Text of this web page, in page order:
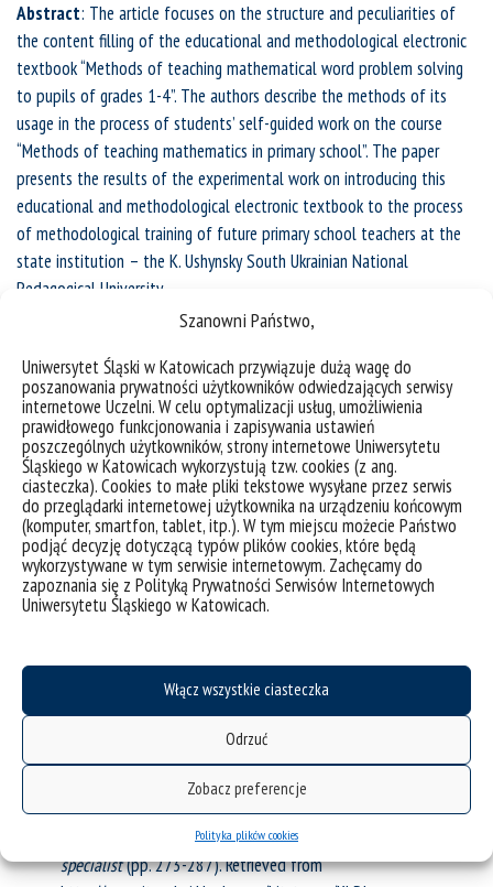
Szanowni Państwo,
Uniwersytet Śląski w Katowicach przywiązuje dużą wagę do
poszanowania prywatności użytkowników odwiedzających serwisy
internetowe Uczelni. W celu optymalizacji usług, umożliwienia
prawidłowego funkcjonowania i zapisywania ustawień
poszczególnych użytkowników, strony internetowe Uniwersytetu
Śląskiego w Katowicach wykorzystują tzw. cookies (z ang.
ciasteczka). Cookies to małe pliki tekstowe wysyłane przez serwis
do przeglądarki internetowej użytkownika na urządzeniu końcowym
(komputer, smartfon, tablet, itp.). W tym miejscu możecie Państwo
podjąć decyzję dotyczącą typów plików cookies, które będą
wykorzystywane w tym serwisie internetowym. Zachęcamy do
zapoznania się z Polityką Prywatności Serwisów Internetowych
Uniwersytetu Śląskiego w Katowicach.
Włącz wszystkie ciasteczka
Odrzuć
Zobacz preferencje
Polityka plików cookies
Abstract: The article focuses on the structure and peculiarities of
the content filling of the educational and methodological electronic
textbook “Methods of teaching mathematical word problem solving
to pupils of grades 1-4”. The authors describe the methods of its
usage in the process of students’ self-guided work on the course
“Methods of teaching mathematics in primary school”. The paper
presents the results of the experimental work on introducing this
educational and methodological electronic textbook to the process
of methodological training of future primary school teachers at the
state institution – the K. Ushynsky South Ukrainian National
Pedagogical University.
: educational and methodological electronic textbook,
training of future primary school teachers, course “Methods of
teaching mathematics”, teaching mathematical word problem solving.
REFERENCES
Androshchuk, I., & Androshchuk, I. (2017). Technology for
development of textbook on handicraft methodology.
Information Technologies and Learning Tools. 61(5). 24-35. ISSN
2076-8184. [in Ukrainian].
Draft order of the Ministry of Education and Science of Ukraine
for public discussion (2018). “On approval of the provisions on
https://mon.gov.ua/ua/news/mon-dlya-gromadskogo-
obgovorennya-proekt-nakazu-pro-zatverdzhennya-
polozhennya-pro-elektronnij-pidruchnik (accessed 1 July 2019).
Gushchenko, V., & Potsulko, O. (2015). Electronic textbook as a
basic element of modern educational environment.Innovative
technologies of formation of the personality of the future
specialist(pp. 273-287). Retrieved from